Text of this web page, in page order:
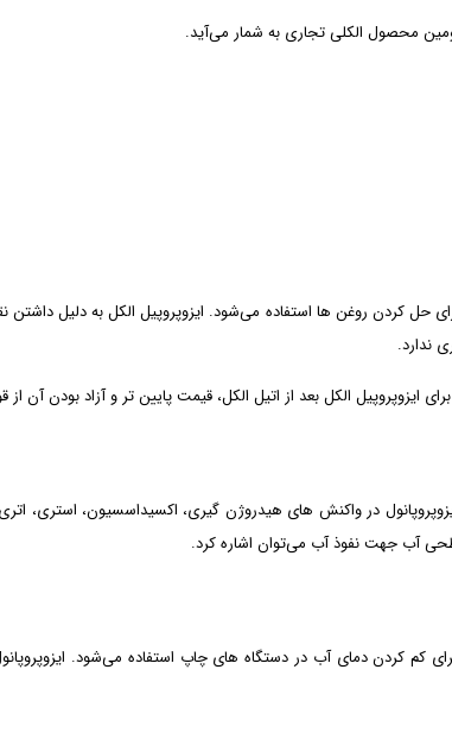
حل کردن روغن ها استفاده می‌شود. ایزوپروپیل الکل به دلیل
ندارد.
ایزوپروپیل الکل بعد از اتیل الکل، قیمت پایین تر و آزاد بودن آن
در واکنش های هیدروژن گیری، اکسیداسسیون، استری،
آب جهت نفوذ آب می‌توان اشاره کرد.
کم کردن دمای آب در دستگاه های چاپ استفاده می‌شود.